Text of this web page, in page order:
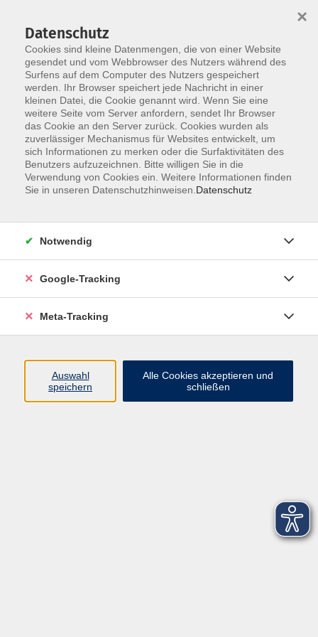
Skip to main content
Der Kurs konnte nicht gefunden werden.
Über uns
Datenschutz
Cookies sind kleine Datenmengen, die von einer Website
gesendet und vom Webbrowser des Nutzers während des
Surfens auf dem Computer des Nutzers gespeichert
werden. Ihr Browser speichert jede Nachricht in einer
kleinen Datei, die Cookie genannt wird. Wenn Sie eine
weitere Seite vom Server anfordern, sendet Ihr Browser
das Cookie an den Server zurück. Cookies wurden als
zuverlässiger Mechanismus für Websites entwickelt, um
sich Informationen zu merken oder die Surfaktivitäten des
Benutzers aufzuzeichnen. Bitte willigen Sie in die
Verwendung von Cookies ein. Weitere Informationen finden
Sie in unseren Datenschutzhinweisen. Datenschutz
×
Notwendig
Google-Tracking
Meta-Tracking
Auswahl
speichern
Alle Cookies akzeptieren und
schließen